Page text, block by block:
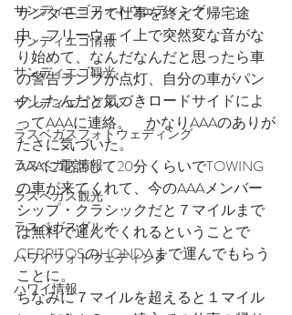
サンディエゴフォトウェディング
サンディエゴ情報
サンディエゴ観光
サンディエゴグルメ
ラスベガスフォトウェディング
ラスベガス情報
ラスベガス観光
ラスベガスグルメ
ハワイフォトウェディング
ハワイ情報
サンタモニカで仕事を終えて帰宅途
中、フリーウェイ上で突然変な音がな
り始めて、なんだなんだと思ったら車
の警告ランプが点灯、自分の車がパン
クしたんだと気づきロードサイドによ
ってAAAに連絡。　かなりAAAのありが
たさに気づいた。
AAAに電話して20分くらいでTOWING
の車が来てくれて、今のAAAメンバー
シップ・クラシックだと７マイルまで
は無料で運んでくれるということで
CERRITOSのHONDAまで運んでもらう
ことに。
ちなみに７マイルを超えると１マイル